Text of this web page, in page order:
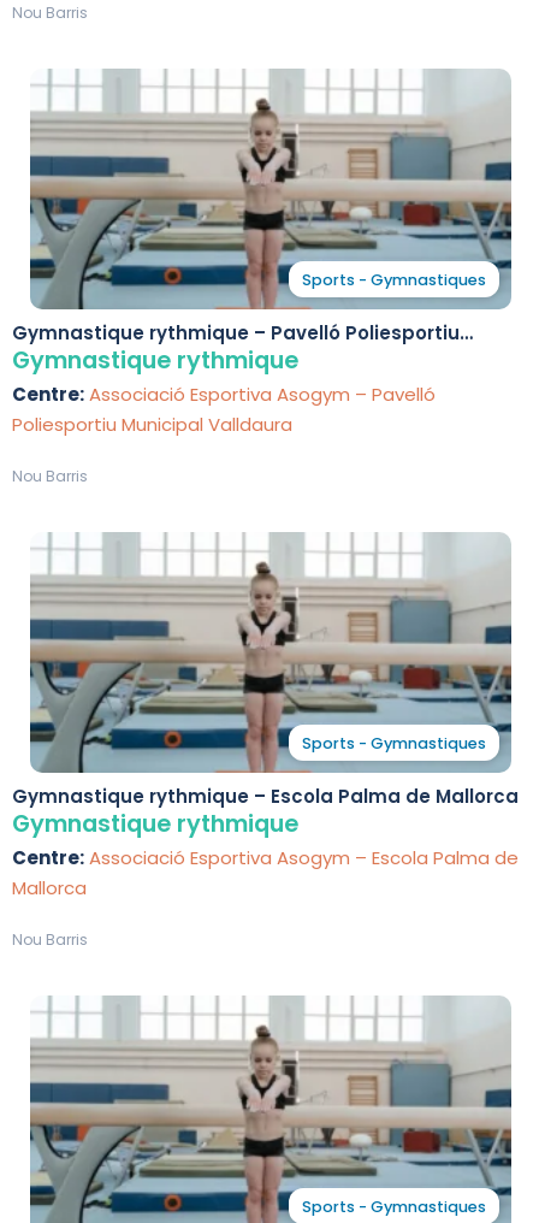
Nou Barris
Sports - Gymnastiques
Gymnastique rythmique – Pavelló Poliesportiu
Municipal Valldaura
Gymnastique rythmique
Centre:Associació Esportiva Asogym – Pavelló
Poliesportiu Municipal Valldaura
Nou Barris
Sports - Gymnastiques
Gymnastique rythmique – Escola Palma de Mallorca
Gymnastique rythmique
Centre:Associació Esportiva Asogym – Escola Palma de
Mallorca
Nou Barris
Sports - Gymnastiques